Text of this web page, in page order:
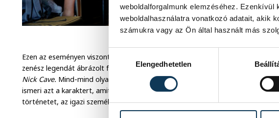
weboldalforgalmunk elemzéséhez.
weboldalhasználatra vonatkozó adatait, akik
számukra vagy az Ön által használt más
Hozzájárulás kiválasztása
Elengedhetetlen
Gyulai Attila és Zsandár Tamás
Ezen az eseményen viszont egyfajta egység mégis megmutatkozott a
zenész legendát ábrázolt fekete-fehérben. Úgy, mint
Bono, David Bowie, Lady
Nick Cave. Mind-mind olyan személyek, akiket különösebben senkinek nem kell
ismeri azt a karaktert, amit a média kreált a nevükkel és arcukkal. Mégis pont
történetet, az igazi személyiséget, ami emögött van, vallja Attila.